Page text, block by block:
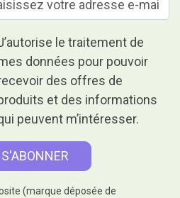
le traitement de
données pour pouvoir
des offres de
et des informations
peuvent m’intéresser.
(marque déposée de